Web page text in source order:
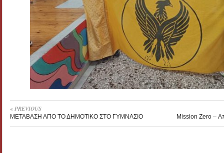
« PREVIOUS
ΜΕΤΑΒΑΣΗ ΑΠΟ ΤΟ ΔΗΜΟΤΙΚΟ ΣΤΟ ΓΥΜΝΑΣΙΟ Mission Zero –